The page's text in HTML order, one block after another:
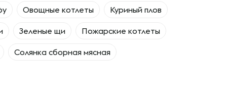
Овощные котлеты Куриный плов
Зеленые щи Пожарские котлеты
Солянка сборная мясная